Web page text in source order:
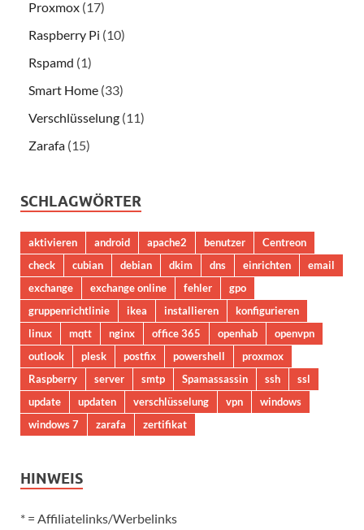
Proxmox (17)
Raspberry Pi (10)
Rspamd (1)
Smart Home (33)
Verschlüsselung (11)
Zarafa (15)
SCHLAGWÖRTER
aktivieren android apache2 benutzer
Centreon
check
cubian debian dkim dns einrichten
email
exchange
exchange online fehler
gpo
gruppenrichtlinie
ikea installieren
konfigurieren
linux
mqtt nginx office 365 openhab
openvpn
outlook
plesk postfix powershell
proxmox
Raspberry
server smtp Spamassassin ssh
ssl
update
updaten verschlüsselung vpn
windows
windows 7
zarafa zertifikat
HINWEIS
* = Affiliatelinks/Werbelinks